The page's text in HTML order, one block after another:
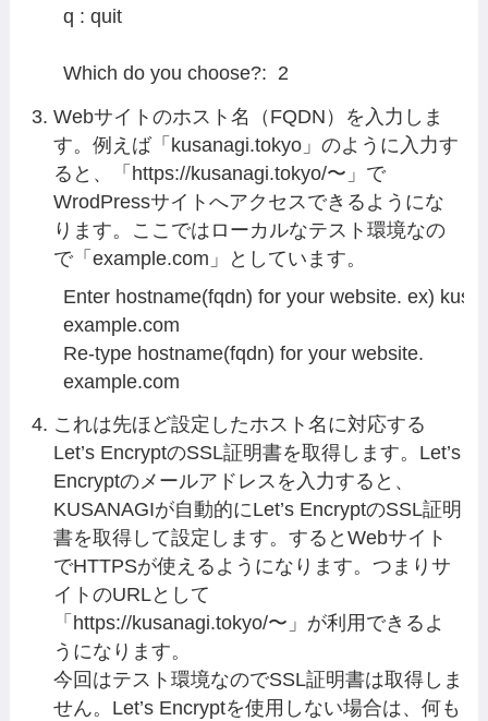
q : quit
Which do you choose?:  2
Webサイトのホスト名（FQDN）を入力しま
す。例えば「kusanagi.tokyo」のように入力す
ると、「https://kusanagi.tokyo/〜」で
WrodPressサイトへアクセスできるようにな
ります。ここではローカルなテスト環境なの
で「example.com」としています。
Enter hostname(fqdn) for your website. ex)
example.com
Re-type hostname(fqdn) for your website.
example.com
これは先ほど設定したホスト名に対応する
Let’s EncryptのSSL証明書を取得します。Let’s
Encryptのメールアドレスを入力すると、
KUSANAGIが自動的にLet’s EncryptのSSL証明
書を取得して設定します。するとWebサイト
でHTTPSが使えるようになります。つまりサ
イトのURLとして
「https://kusanagi.tokyo/〜」が利用できるよ
うになります。
今回はテスト環境なのでSSL証明書は取得しま
せん。Let’s Encryptを使用しない場合は、何も